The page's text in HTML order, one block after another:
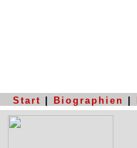
Start Biographien